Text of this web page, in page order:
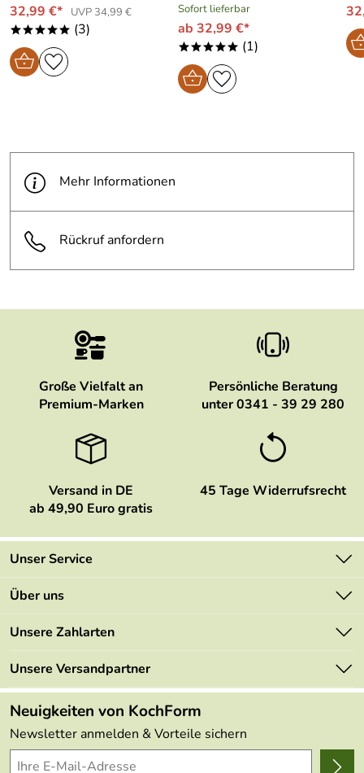
32,99 €* UVP 34,99 €
***** (3)
Sofort lieferbar
ab 32,99 €*
***** (1)
Mehr Informationen
Rückruf anfordern
Große Vielfalt an
Premium-Marken
Persönliche Beratung
unter 0341 - 39 29 280
Versand in DE
ab 49,90 Euro gratis
45 Tage Widerrufsrecht
Unser Service
Kontakt
Mehrwertsteuerfrei
Retourenportal
FAQs
Lieferbedingungen
Delivery Terms
Über uns
Marken
Angebote
Made in Germany
Themen
Wir über uns
Unsere Zahlarten
Unsere Versandpartner
Neuigkeiten von KochForm
Newsletter anmelden & Vorteile sichern